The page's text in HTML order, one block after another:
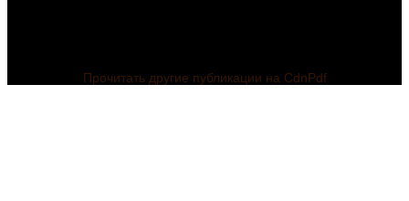
Прочитать другие публикации на CdnPdf